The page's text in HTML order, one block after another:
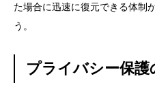
た場合に迅速に復元できる体制
う。
プライバシー保護